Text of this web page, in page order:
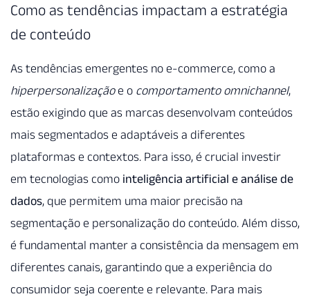
Como as tendências impactam a estratégia
de conteúdo
As tendências emergentes no e-commerce, como a
hiperpersonalizaçãoe o comportamento omnichannel,
estão exigindo que as marcas desenvolvam conteúdos
mais segmentados e adaptáveis a diferentes
plataformas e contextos. Para isso, é crucial investir
em tecnologias como inteligência artificial e análise de
dados, que permitem uma maior precisão na
segmentação e personalização do conteúdo. Além disso,
é fundamental manter a consistência da mensagem em
diferentes canais, garantindo que a experiência do
consumidor seja coerente e relevante. Para mais